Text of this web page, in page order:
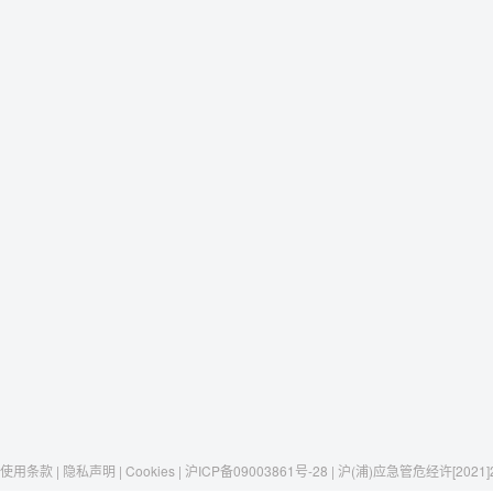
使用条款 | 隐私声明 | Cookies | 沪ICP备09003861号-28 | 沪(浦)应急管危经许